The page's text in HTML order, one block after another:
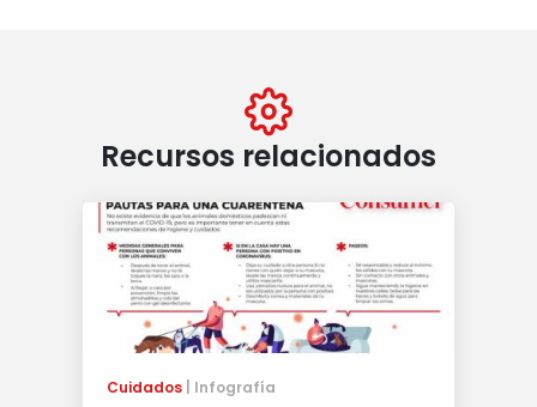
Recursos relacionados
Cuidados Infografía